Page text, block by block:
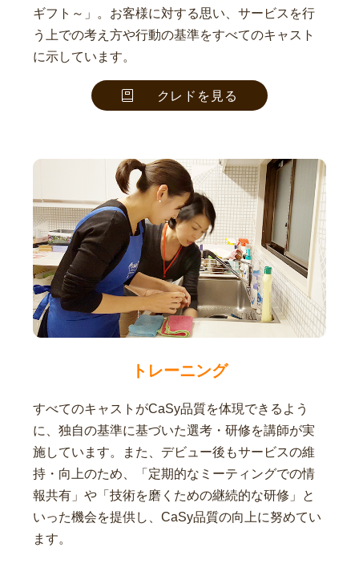
ギフト～」。お客様に対する思い、サービスを行
う上での考え方や行動の基準をすべてのキャスト
に示しています。
クレドを見る
トレーニング
すべてのキャストがCaSy品質を体現できるよう
に、独自の基準に基づいた選考・研修を講師が実
施しています。また、デビュー後もサービスの維
持・向上のため、「定期的なミーティングでの情
報共有」や「技術を磨くための継続的な研修」と
いった機会を提供し、CaSy品質の向上に努めてい
ます。